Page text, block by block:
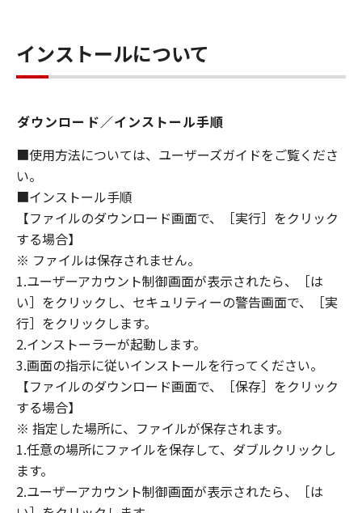
ず、本契約書によってお客様に譲渡あるいは許
諾されるものではありません。
(1) お客様は、再使用許諾、譲渡、販売、頒
布、リースもしくは貸与その他の方法により、
第三者に「本ソフトウェア」を使用させること
(2) お客様は、「本ソフトウェア」の全部また
は一部を修正、改変、逆コンパイル、逆アセン
ブル、その他リバースエンジニアリング等する
ことはできません。また第三者にこのような行
為をさせてはなりません。
３．著作権表示
お客様は、「本ソフトウェア」に含まれるキヤ
ノンまたはキヤノンのライセンサーの著作権表
示を変更し、除去しもしくは削除してはなりま
せん。
４．所有権
「本ソフトウェア」に係る権原および所有権
は、その内容によりキヤノンまたはキヤノンの
ライセンサーに帰属します。
インストールについて
ダウンロード／インストール手順
■使用方法については、ユーザーズガイドをご覧くださ
い。
■インストール手順
【ファイルのダウンロード画面で、［実行］をクリック
する場合】
※ ファイルは保存されません。
1.ユーザーアカウント制御画面が表示されたら、［は
い］をクリックし、セキュリティーの警告画面で、［実
行］をクリックします。
2.インストーラーが起動します。
3.画面の指示に従いインストールを行ってください。
【ファイルのダウンロード画面で、［保存］をクリック
する場合】
※ 指定した場所に、ファイルが保存されます。
1.任意の場所にファイルを保存して、ダブルクリックし
ます。
2.ユーザーアカウント制御画面が表示されたら、［は